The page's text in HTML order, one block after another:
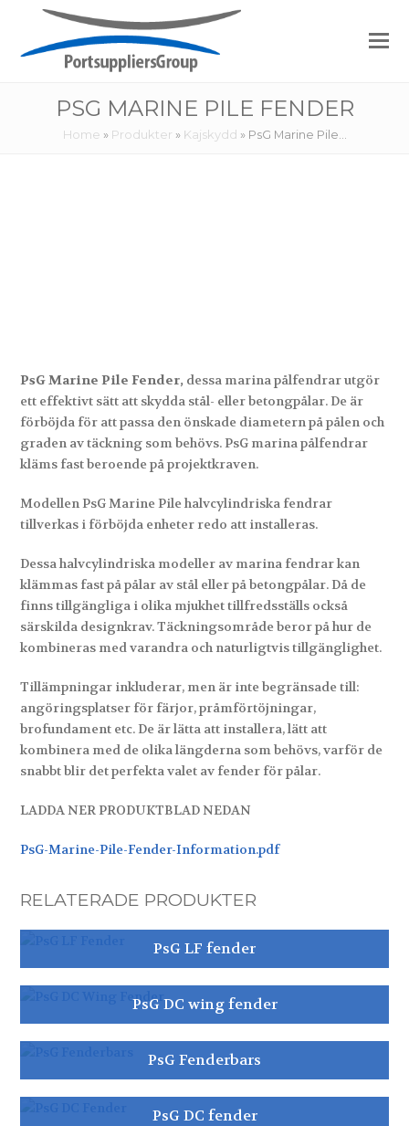
PSG MARINE PILE FENDER
Home » Produkter » Kajskydd » PsG Marine Pile…
PsG Marine Pile Fender, dessa marina pålfendrar utgör
ett effektivt sätt att skydda stål- eller betongpålar. De är
förböjda för att passa den önskade diametern på pålen och
graden av täckning som behövs. PsG marina pålfendrar
kläms fast beroende på projektkraven.
Modellen PsG Marine Pile halvcylindriska fendrar
tillverkas i förböjda enheter redo att installeras.
Dessa halvcylindriska modeller av marina fendrar kan
klämmas fast på pålar av stål eller på betongpålar. Då de
finns tillgängliga i olika mjukhet tillfredsställs också
särskilda designkrav. Täckningsområde beror på hur de
kombineras med varandra och naturligtvis tillgänglighet.
Tillämpningar inkluderar, men är inte begränsade till:
angöringsplatser för färjor, pråmförtöjningar,
brofundament etc. De är lätta att installera, lätt att
kombinera med de olika längderna som behövs, varför de
snabbt blir det perfekta valet av fender för pålar.
LADDA NER PRODUKTBLAD NEDAN
PsG-Marine-Pile-Fender-Information.pdf
RELATERADE PRODUKTER
PsG LF fender
PsG DC wing fender
PsG Fenderbars
PsG DC fender